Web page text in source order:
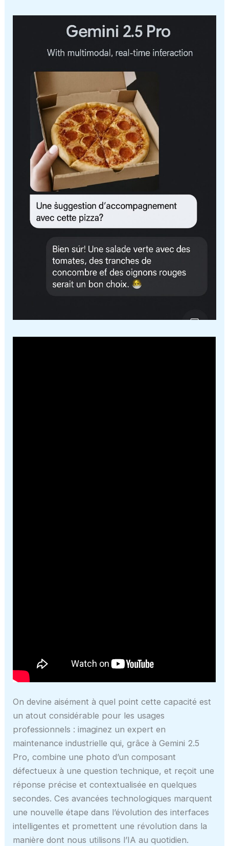
On devine aisément à quel point cette capacité est
un atout considérable pour les usages
professionnels : imaginez un expert en
maintenance industrielle qui, grâce à Gemini 2.5
Pro, combine une photo d’un composant
défectueux à une question technique, et reçoit une
réponse précise et contextualisée en quelques
secondes. Ces avancées technologiques marquent
une nouvelle étape dans l’évolution des interfaces
intelligentes et promettent une révolution dans la
manière dont nous utilisons l’IA au quotidien.